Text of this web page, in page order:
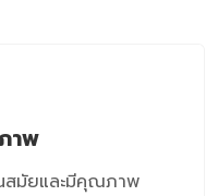
าพ
สมัยและมีคุณภาพ